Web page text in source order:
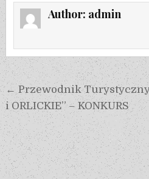
Author: admin
← Przewodnik Turystyczny
i ORLICKIE” – KONKURS